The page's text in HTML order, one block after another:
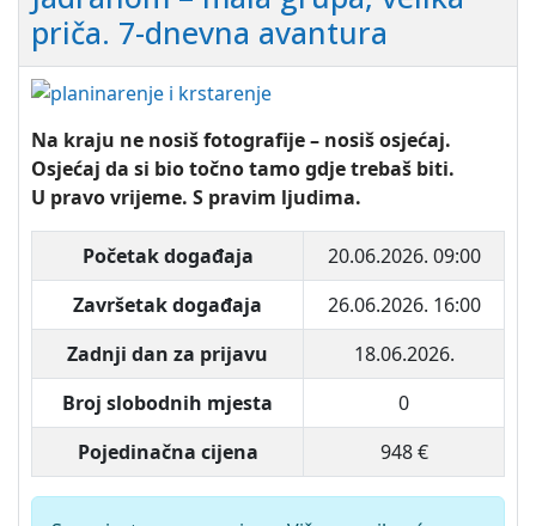
priča. 7-dnevna avantura
Na kraju ne nosiš fotografije – nosiš osjećaj.
Osjećaj da si bio točno tamo gdje trebaš biti.
U pravo vrijeme. S pravim ljudima.
Početak događaja
20.06.2026. 09:00
Završetak događaja
26.06.2026. 16:00
Zadnji dan za prijavu
18.06.2026.
Broj slobodnih mjesta
0
Pojedinačna cijena
948 €